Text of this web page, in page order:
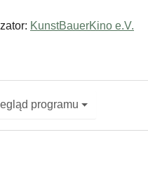
KunstBauerKino e.V.
programu